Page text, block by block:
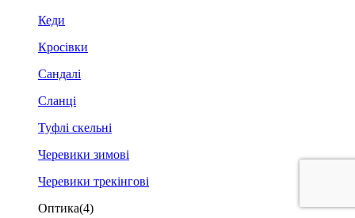
Кеди
Кросівки
Сандалі
Сланці
Туфлі скельні
Черевики зимові
Черевики трекінгові
Оптика(4)